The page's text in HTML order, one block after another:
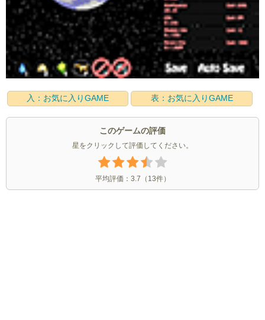
入：お気に入りGAME 表：お気に入りGAME
このゲームの評価
星をクリックして評価してください。
平均評価： 3.7 （ 13件）